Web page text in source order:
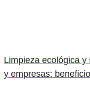
Limpieza ecológica
y empresas: